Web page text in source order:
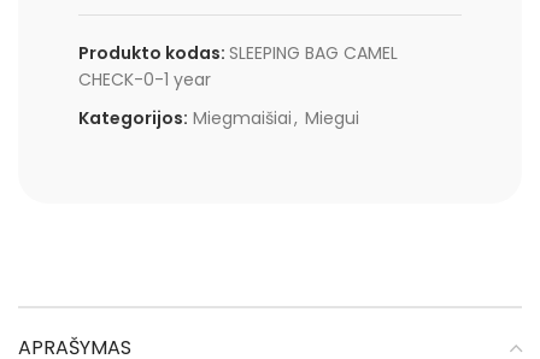
Produkto kodas: SLEEPING BAG CAMEL
CHECK-0-1 year
Kategorijos: Miegmaišiai, Miegui
APRAŠYMAS